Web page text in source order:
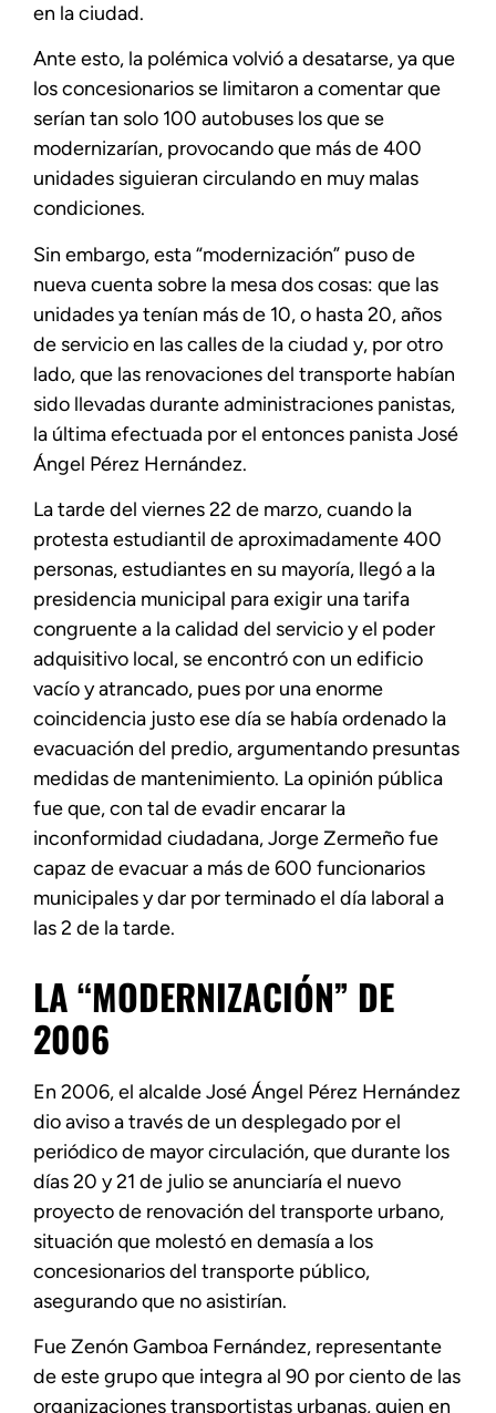
en la ciudad.
Ante esto, la polémica volvió a desatarse, ya que
los concesionarios se limitaron a comentar que
serían tan solo 100 autobuses los que se
modernizarían, provocando que más de 400
unidades siguieran circulando en muy malas
condiciones.
Sin embargo, esta “modernización” puso de
nueva cuenta sobre la mesa dos cosas: que las
unidades ya tenían más de 10, o hasta 20, años
de servicio en las calles de la ciudad y, por otro
lado, que las renovaciones del transporte habían
sido llevadas durante administraciones panistas,
la última efectuada por el entonces panista José
Ángel Pérez Hernández.
La tarde del viernes 22 de marzo, cuando la
protesta estudiantil de aproximadamente 400
personas, estudiantes en su mayoría, llegó a la
presidencia municipal para exigir una tarifa
congruente a la calidad del servicio y el poder
adquisitivo local, se encontró con un edificio
vacío y atrancado, pues por una enorme
coincidencia justo ese día se había ordenado la
evacuación del predio, argumentando presuntas
medidas de mantenimiento. La opinión pública
fue que, con tal de evadir encarar la
inconformidad ciudadana, Jorge Zermeño fue
capaz de evacuar a más de 600 funcionarios
municipales y dar por terminado el día laboral a
las 2 de la tarde.
LA “MODERNIZACIÓN” DE
2006
En 2006, el alcalde José Ángel Pérez Hernández
dio aviso a través de un desplegado por el
periódico de mayor circulación, que durante los
días 20 y 21 de julio se anunciaría el nuevo
proyecto de renovación del transporte urbano,
situación que molestó en demasía a los
concesionarios del transporte público,
asegurando que no asistirían.
Fue Zenón Gamboa Fernández, representante
de este grupo que integra al 90 por ciento de las
organizaciones transportistas urbanas, quien en